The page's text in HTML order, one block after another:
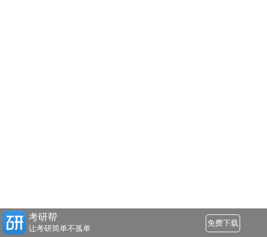
考研帮
让考研简单不孤单
免费下载